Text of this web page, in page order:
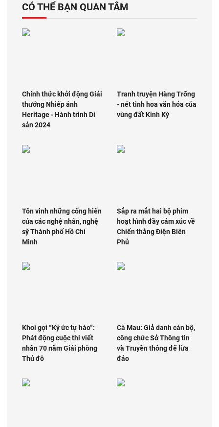
CÓ THỂ BẠN QUAN TÂM
Chính thức khởi động Giải
thưởng Nhiếp ảnh
Heritage - Hành trình Di
sản 2024
Tranh truyện Hàng Trống
- nét tinh hoa văn hóa của
vùng đất Kinh Kỳ
Tôn vinh những cống hiến
của các nghệ nhân, nghệ
sỹ Thành phố Hồ Chí
Minh
Sắp ra mắt hai bộ phim
hoạt hình đầy cảm xúc về
Chiến thắng Điện Biên
Phủ
Khơi gợi “Ký ức tự hào”:
Phát động cuộc thi viết
nhân 70 năm Giải phòng
Thủ đô
Cà Mau: Giả danh cán bộ,
công chức Sở Thông tin
và Truyền thông để lừa
đảo